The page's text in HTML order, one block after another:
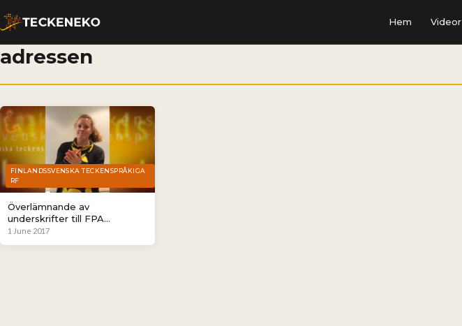
Hem Videor
adressen
FINLANDSSVENSKA TECKENSPRÅKIGA
RF
Överlämnande av
underskrifter till FPA
imorgon, fredag 2.6
1 June 2017